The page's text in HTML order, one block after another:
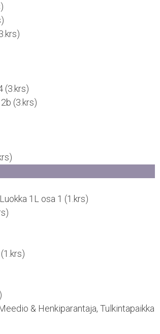
(3.krs)
(3.krs)
1L osa 1 (1.krs)
& Henkiparantaja, Tulkintapaikka